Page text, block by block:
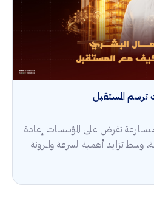
ترسم المستقبل
تفرض على المؤسسات إعادة
وسط تزايد أهمية السرعة والمرونة